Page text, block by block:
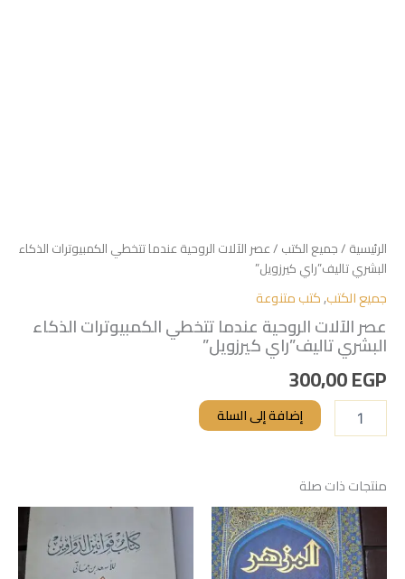
الرئيسية /جميع الكتب / عصر الآلات الروحية عندما تتخطي الكمبيوترات الذكاء
البشري تاليف”راي كيرزويل”
جميع الكتب,كتب متنوعة
عصر الآلات الروحية عندما تتخطي الكمبيوترات الذكاء
البشري تاليف”راي كيرزويل”
300,00EGP
إضافة إلى السلة
منتجات ذات صلة